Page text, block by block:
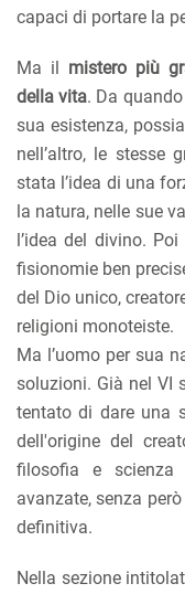
capaci di portare la
Ma il mistero più
della vita. Da
sua esistenza,
nell’altro, le stesse
stata l’idea di una
la natura, nelle sue
l’idea del divino.
fisionomie ben
del Dio unico,
religioni monoteiste.
Ma l’uomo per sua
soluzioni. Già nel VI
tentato di dare una
dell'origine del
filosofia e scienza
avanzate, senza
definitiva.
Nella sezione